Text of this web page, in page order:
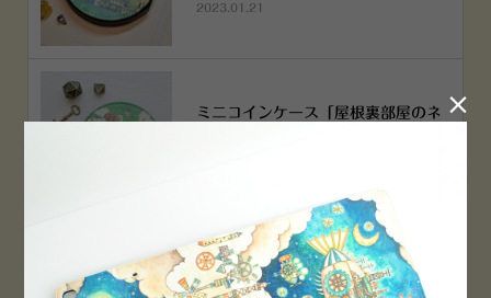
2023.01.21
ミニコインケース「屋根裏部屋のネ
横浜赤レンガ倉庫店 12月6日 O
